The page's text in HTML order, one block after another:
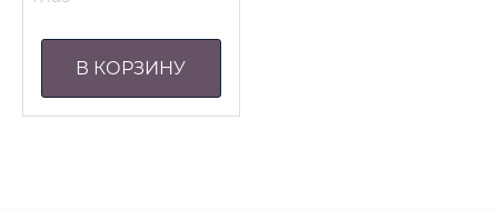
В КОРЗИНУ